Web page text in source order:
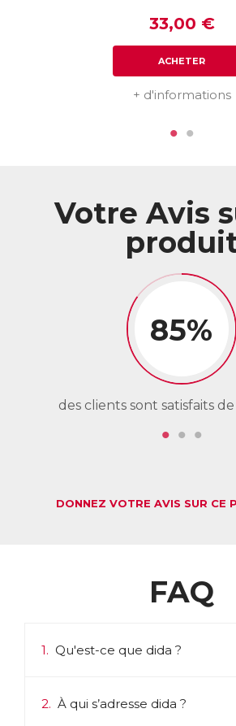
33,00 €
ACHETER
+ d'informations
Votre Avis
85%
des clients sont satisfaits
DONNEZ VOTRE AVIS SUR CE
FAQ
1. Qu'est-ce que dida ?
2. À qui s’adresse dida ?